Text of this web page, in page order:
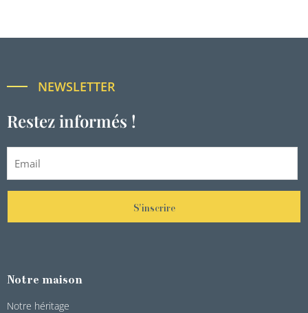
NEWSLETTER
Restez informés !
S'inscrire
Notre maison
Notre héritage